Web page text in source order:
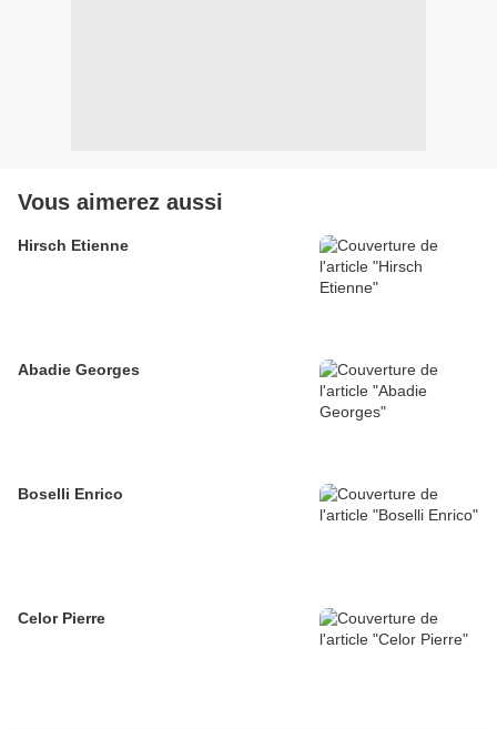
Vous aimerez aussi
Hirsch Etienne
Abadie Georges
Boselli Enrico
Celor Pierre